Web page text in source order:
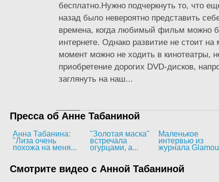
бесплатно.Нужно подчеркнуть то, что
назад было невероятно представить
времена, когда любимый фильм можно
интернете. Однако развитие не стоит
момент можно не ходить в кинотеатры,
приобретение дорогих DVD-дисков,
заглянуть на наш...
Пресса об Анне Табаниной
Анна Табанина:
"Лиза очень
похожа на меня...
"Золотая маска"
встречала
огурцами, а...
Маленькое
интервью из
журнала
Смотрите видео с Анной Табаниной